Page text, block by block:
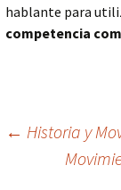
hablante para
competencia
← Historia y